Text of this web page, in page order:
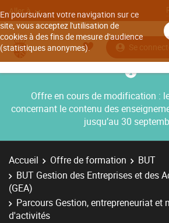
En poursuivant votre navigation sur ce
site, vous acceptez l'utilisation de
cookies à des fins de mesure d'audience
(statistiques anonymes).
Aller à
Se
Offre en cours de modification :
concernant le contenu des
jusqu’au 30
Accueil Offre de formation
BUT
BUT Gestion des Entreprises et des
(GEA)
Parcours Gestion, entrepreneuriat et
d'activités